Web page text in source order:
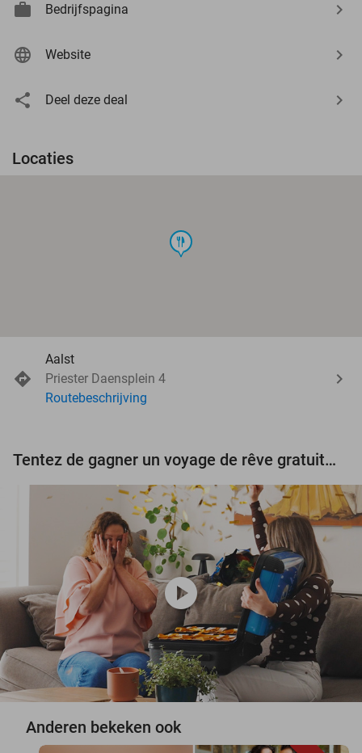
Bedrijfspagina
Website
Deel deze deal
Locaties
food
Aalst
Priester Daensplein 4
Routebeschrijving
Tentez de gagner un voyage de rêve gratuit d'une valeur de 3.000 € !
play_circle
Anderen bekeken ook